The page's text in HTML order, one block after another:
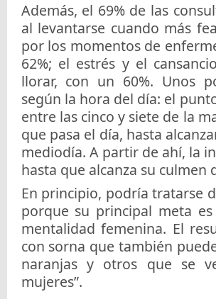
Además, el 69% de las
al levantarse cuando más
por los momentos de
62%; el estrés y el
llorar, con un 60%. Unos
según la hora del día: el
entre las cinco y siete de la
que pasa el día, hasta
mediodía. A partir de ahí, la
hasta que alcanza su culmen
En principio, podría tratarse
porque su principal meta
mentalidad femenina. El
con sorna que también
naranjas y otros que se
mujeres”.